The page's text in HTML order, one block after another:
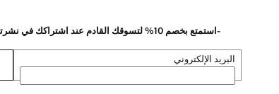
-استمتع بخصم 10% لتسوقك القادم عند اشتراكك في نشرتنا الاخبارية
البريد الإلكتروني